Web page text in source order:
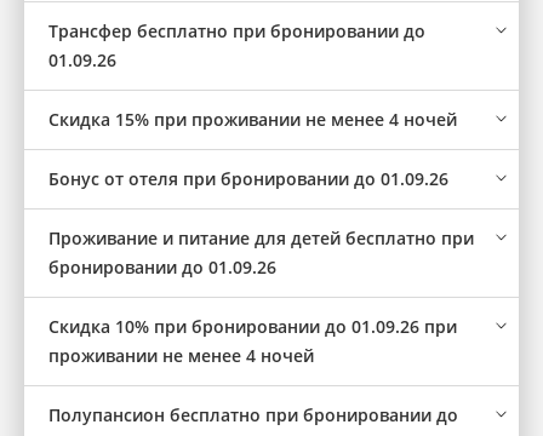
Трансфер бесплатно при бронировании до
01.09.26
Скидка 15% при проживании не менее 4 ночей
Бонус от отеля при бронировании до 01.09.26
Проживание и питание для детей бесплатно при
бронировании до 01.09.26
Скидка 10% при бронировании до 01.09.26 при
проживании не менее 4 ночей
Полупансион бесплатно при бронировании до